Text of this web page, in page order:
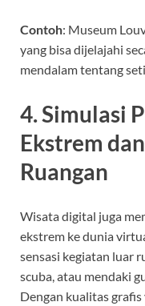
Contoh: Museum
yang bisa dijelajahi
mendalam tentang
4.Simulasi
Ekstrem
Ruangan
Wisata digital juga
ekstrem ke dunia
sensasi kegiatan luar
scuba, atau mendaki
Dengan kualitas grafis